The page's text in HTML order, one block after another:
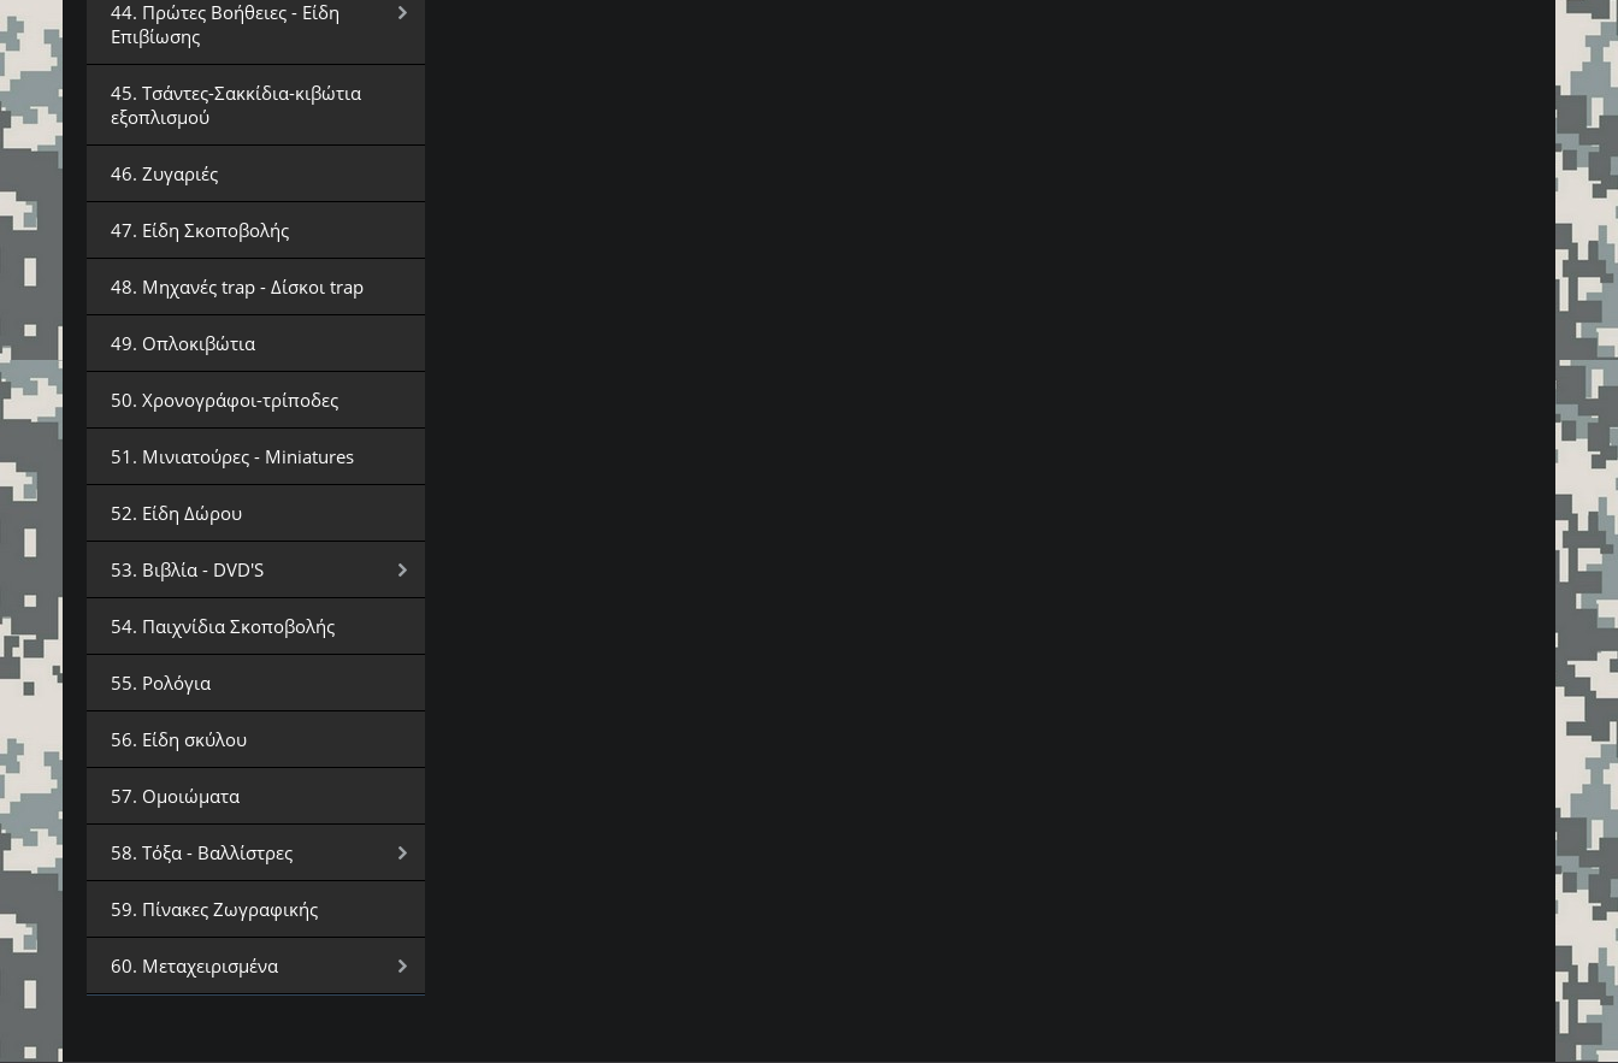
44. Πρώτες Βοήθειες - Είδη
Επιβίωσης
45. Τσάντες-Σακκίδια-κιβώτια
εξοπλισμού
46. Ζυγαριές
47. Είδη Σκοποβολής
48. Μηχανές trap - Δίσκοι trap
49. Οπλοκιβώτια
50. Χρονογράφοι-τρίποδες
51. Μινιατούρες - Miniatures
52. Είδη Δώρου
53. Βιβλία - DVD'S
54. Παιχνίδια Σκοποβολής
55. Ρολόγια
56. Είδη σκύλου
57. Ομοιώματα
58. Τόξα - Βαλλίστρες
59. Πίνακες Ζωγραφικής
60. Μεταχειρισμένα